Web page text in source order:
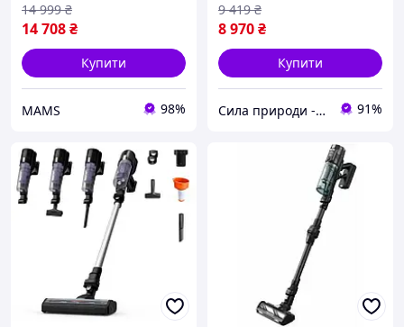
14 708₴
14 999 ₴
Купити
MAMS 98%
8 970₴
9 419 ₴
Купити
Сила природи - Здорова Родина 91%